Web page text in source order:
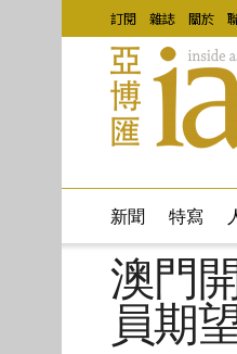
訂閱 雜誌 關於
新聞 特寫
澳門
員期